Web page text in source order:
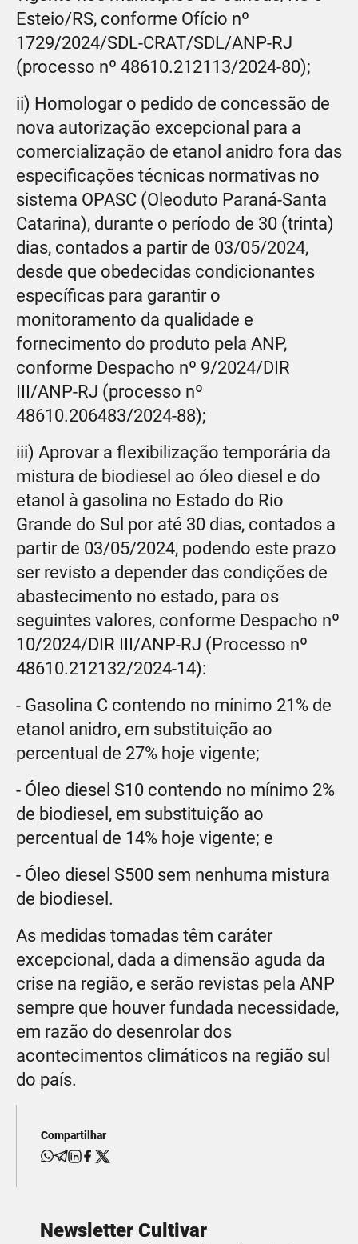
Esteio/RS, conforme Ofício nº
1729/2024/SDL-CRAT/SDL/ANP-RJ
(processo nº 48610.212113/2024-80);
ii) Homologar o pedido de concessão de
nova autorização excepcional para a
comercialização de etanol anidro fora das
especificações técnicas normativas no
sistema OPASC (Oleoduto Paraná-Santa
Catarina), durante o período de 30 (trinta)
dias, contados a partir de 03/05/2024,
desde que obedecidas condicionantes
específicas para garantir o
monitoramento da qualidade e
fornecimento do produto pela ANP,
conforme Despacho nº 9/2024/DIR
III/ANP-RJ (processo nº
48610.206483/2024-88);
iii) Aprovar a flexibilização temporária da
mistura de biodiesel ao óleo diesel e do
etanol à gasolina no Estado do Rio
Grande do Sul por até 30 dias, contados a
partir de 03/05/2024, podendo este prazo
ser revisto a depender das condições de
abastecimento no estado, para os
seguintes valores, conforme Despacho nº
10/2024/DIR III/ANP-RJ (Processo nº
48610.212132/2024-14):
- Gasolina C contendo no mínimo 21% de
etanol anidro, em substituição ao
percentual de 27% hoje vigente;
- Óleo diesel S10 contendo no mínimo 2%
de biodiesel, em substituição ao
percentual de 14% hoje vigente; e
- Óleo diesel S500 sem nenhuma mistura
de biodiesel.
As medidas tomadas têm caráter
excepcional, dada a dimensão aguda da
crise na região, e serão revistas pela ANP
sempre que houver fundada necessidade,
em razão do desenrolar dos
acontecimentos climáticos na região sul
do país.
Compartilhar
Newsletter Cultivar